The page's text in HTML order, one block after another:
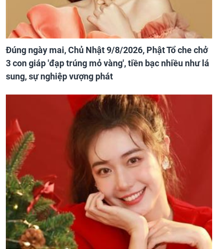
Đúng ngày mai, Chủ Nhật 9/8/2026, Phật Tổ che chở
3 con giáp 'đạp trúng mỏ vàng', tiền bạc nhiều như lá
sung, sự nghiệp vượng phát